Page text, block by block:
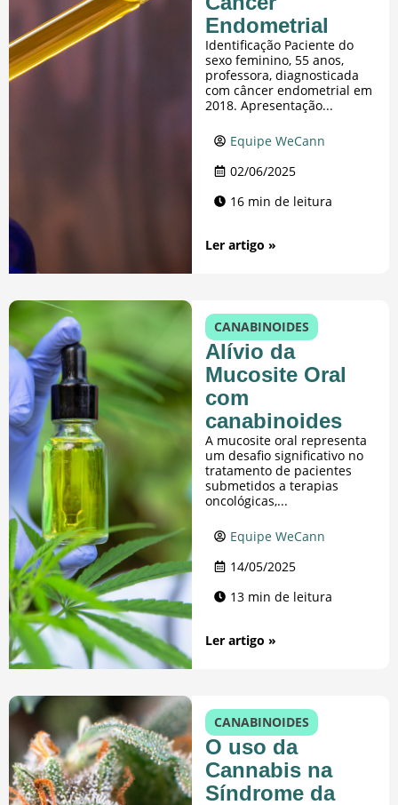
Endometrial
Identificação Paciente do
sexo feminino, 55 anos,
professora, diagnosticada
com câncer endometrial em
2018. Apresentação...
Equipe WeCann
02/06/2025
16 min de leitura
Ler artigo »
CANABINOIDES
Alívio da
Mucosite Oral
com
canabinoides
A mucosite oral representa
um desafio significativo no
tratamento de pacientes
submetidos a terapias
oncológicas,...
Equipe WeCann
14/05/2025
13 min de leitura
Ler artigo »
CANABINOIDES
O uso da
Cannabis na
Síndrome da